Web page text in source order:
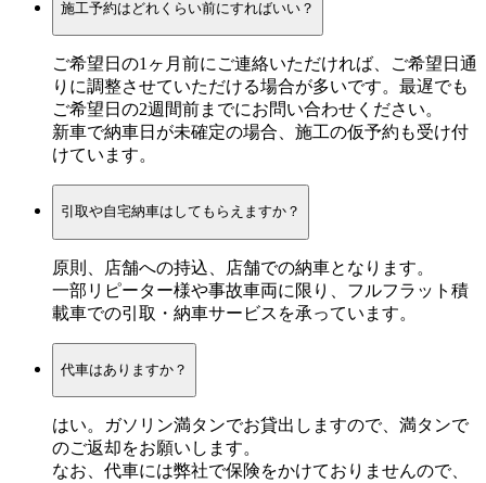
施工予約はどれくらい前にすればいい？
ご希望日の1ヶ月前にご連絡いただければ、ご希望日通
りに調整させていただける場合が多いです。最遅でも
ご希望日の2週間前までにお問い合わせください。
新車で納車日が未確定の場合、施工の仮予約も受け付
けています。
引取や自宅納車はしてもらえますか？
原則、店舗への持込、店舗での納車となります。
一部リピーター様や事故車両に限り、フルフラット積
載車での引取・納車サービスを承っています。
代車はありますか？
はい。ガソリン満タンでお貸出しますので、満タンで
のご返却をお願いします。
なお、代車には弊社で保険をかけておりませんので、